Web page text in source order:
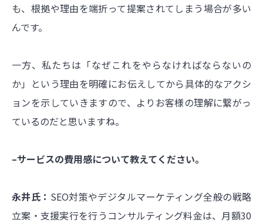
も、根拠や理由を端折って提案されてしまう場合が多い
んです。
一方、私たちは「なぜこれをやらなければならないの
か」という理由を明確にお伝えしてから具体的なアクシ
ョンを示していきますので、よりお客様の理解に繋がっ
ているのだと思いますね。
–サービスの費用感について教えてください。
永井氏： SEO対策やデジタルマーケティング全般の戦略
立案・支援実行を行うコンサルティング料金は、月額30